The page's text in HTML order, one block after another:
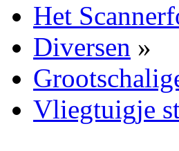
Het
Diversen »
Vliegtuigje